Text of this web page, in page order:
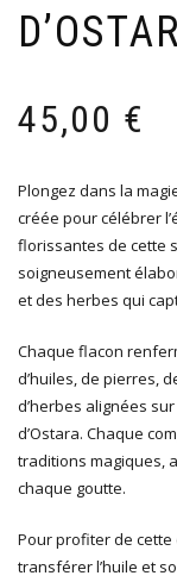
45,00 €
Plongez dans la
créée pour célébrer
florissantes de cette
soigneusement
et des herbes qui
Chaque flacon
d’huiles, de pierres,
d’herbes alignées
d’Ostara. Chaque
traditions magiques,
chaque goutte.
Pour profiter de
transférer l’huile et